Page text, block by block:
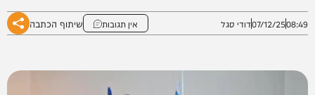
08:49
07/12/25דודי סגל אין תגובות שיתוף הכתבה